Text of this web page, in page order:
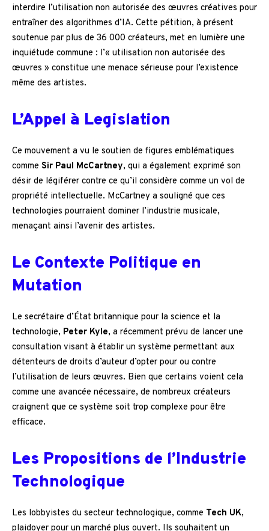
interdire l’utilisation non autorisée des œuvres créatives pour
entraîner des algorithmes d’IA. Cette pétition, à présent
soutenue par plus de 36 000 créateurs, met en lumière une
inquiétude commune : l’« utilisation non autorisée des
œuvres » constitue une menace sérieuse pour l’existence
même des artistes.
L’Appel à Legislation
Ce mouvement a vu le soutien de figures emblématiques
comme Sir Paul McCartney, qui a également exprimé son
désir de légiférer contre ce qu’il considère comme un vol de
propriété intellectuelle. McCartney a souligné que ces
technologies pourraient dominer l’industrie musicale,
menaçant ainsi l’avenir des artistes.
Le Contexte Politique en
Mutation
Le secrétaire d’État britannique pour la science et la
technologie, Peter Kyle, a récemment prévu de lancer une
consultation visant à établir un système permettant aux
détenteurs de droits d’auteur d’opter pour ou contre
l’utilisation de leurs œuvres. Bien que certains voient cela
comme une avancée nécessaire, de nombreux créateurs
craignent que ce système soit trop complexe pour être
efficace.
Les Propositions de l’Industrie
Technologique
Les lobbyistes du secteur technologique, comme Tech UK,
plaidoyer pour un marché plus ouvert. Ils souhaitent un